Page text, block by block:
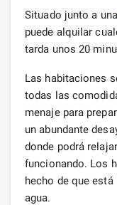
Situado junto a una
puede alquilar
tarda unos 20
Las habitaciones
todas las
menaje para
un abundante
donde podrá
funcionando. Los
hecho de que
agua.